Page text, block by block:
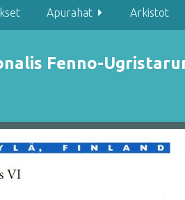
Apurahat Arkistot
Fenno-